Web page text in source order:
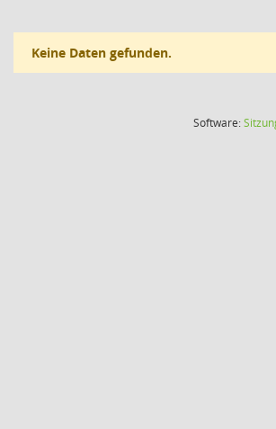
Keine Daten gefunden.
Software: